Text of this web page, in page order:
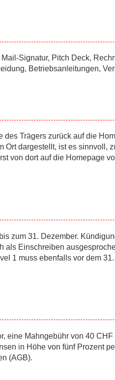
Signatur, Pitch Deck,
Betriebsanleitungen,
Trägers zurück auf die
Ort dargestellt, ist es sinnvoll,
von dort auf die Homepage
zum 31. Dezember.
als Einschreiben
1 muss ebenfalls vor dem
eine Mahngebühr von 40
in Höhe von fünf Prozent
(AGB).